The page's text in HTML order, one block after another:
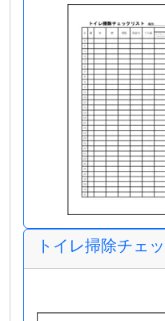
トイレ掃除チェ